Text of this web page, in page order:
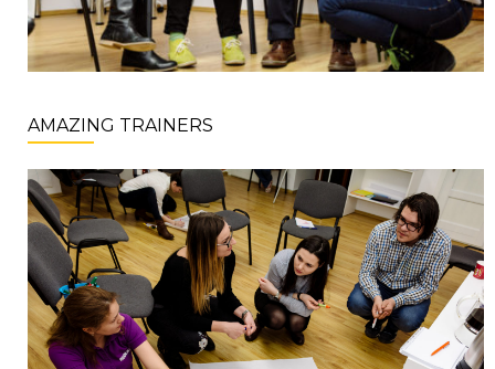
AMAZING TRAINERS